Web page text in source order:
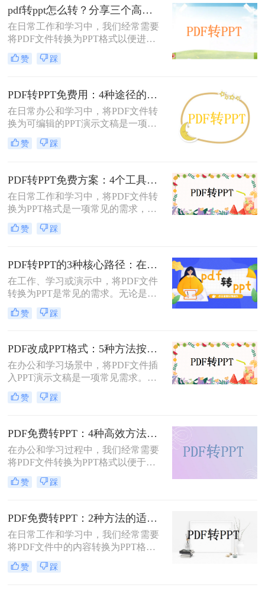
式，以便进行编辑、修改或展示。那
么pdf怎么转ppt呢？本文将介绍三种
将PDF转换为PPT的方法：使用专业
的PDF转PPT软件、利用在线转换工
具，以及手动复制粘贴内容。
pdf转ppt怎么转？分享三个高效转换方法！
在日常工作和学习中，我们经常需要
将PDF文件转换为PPT格式以便进行
演示或编辑。那么pdf转ppt怎么转
呢？以下将介绍三种常用的pdf转ppt
转换。
赞 踩
PDF转PPT免费用：4种途径的转换精度和排版保留能力对比！
在日常办公和学习中，将PDF文件转
换为可编辑的PPT演示文稿是一项高
频需求。无论是需要修改过时的课
件、提取报告中的数据制作新方案，
速且免费地完成格式转换都能极大提
升工作效率。那么如何免费把pdf转成
PPT呢？
赞 踩
PDF转PPT免费方案：4个工具的文件限制和输出质量对比！
在日常工作和学习中，将PDF文件转
换为PPT格式是一项常见的需求，以
便更好地进行演示和分享。虽然市面
上有许多专业的转换软件和服务，但
费。那么pdf如何免费转换ppt呢？以
下将介绍四种免费将PDF转换为PPT
的方法，帮助用户轻松实现格式转
换。
赞 踩
PDF转PPT的3种核心路径：在线、软件和PPT自带的适用范围！
在工作、学习或演示中，将PDF文件
转换为PPT是常见的需求。无论是整
合报告、课件，还是优化文档展示，
都需要一种高效且保留原格式的方
是几种常用方法的详细解析，帮助你
快速上手。
赞 踩
PDF改成PPT格式：5种方法按页面复杂度选择！
在办公和学习场景中，将PDF文件插
入PPT演示文稿是一项常见需求。无
论是展示报告、图表，还是分享文档
内容，合理选择插入方法能显著提升
改成PPT呢？以下是五种常用方法的
详细说明，帮助您根据需求高效完成
文档整合。
赞 踩
PDF免费转PPT：4种高效方法的速度、精度和文件限制实测！
在办公和学习过程中，我们经常需要
将PDF文件转换为PPT格式以便于演
示或编辑。那么怎么免费把pdf转换成
ppt呢？本文将详细介绍几种免费的方
赞 踩
PDF免费转PPT：2种方法的适用场景和操作差异！
在日常工作和学习中，我们经常需要
将PDF文件中的内容转换为PPT格
式，以便于演示和分享。那么PDF如
何转化为PPT免费呢？以下是两种免
赞 踩